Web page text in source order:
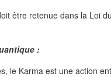
être retenue dans la Loi
:
le Karma est une action